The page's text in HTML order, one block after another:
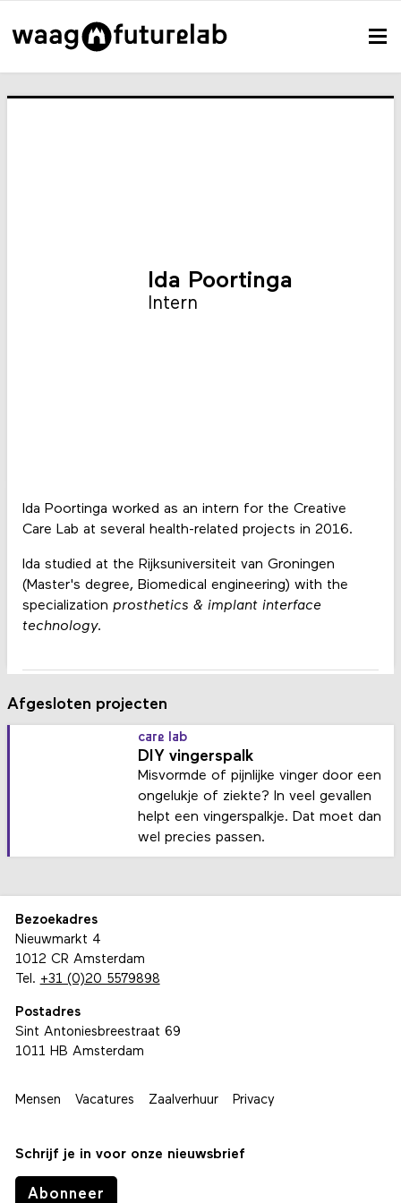
Ida Poortinga
Intern
Ida Poortinga worked as an intern for the Creative
Care Lab at several health-related projects in 2016.
Ida studied at the Rijksuniversiteit van Groningen
(Master's degree, Biomedical engineering) with the
specialization prosthetics & implant interface
technology.
Afgesloten projecten
care lab
DIY vingerspalk
Misvormde of pijnlijke vinger door een
ongelukje of ziekte? In veel gevallen
helpt een vingerspalkje. Dat moet dan
wel precies passen.
Bezoekadres
Nieuwmarkt 4
1012 CR Amsterdam
Tel. +31 (0)20 5579898
Postadres
Sint Antoniesbreestraat 69
1011 HB Amsterdam
Mensen Vacatures Zaalverhuur Privacy
Schrijf je in voor onze nieuwsbrief
Abonneer